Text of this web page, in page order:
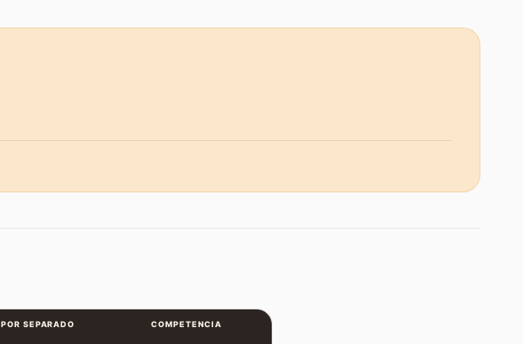
POR SEPARADO COMPETENCIA